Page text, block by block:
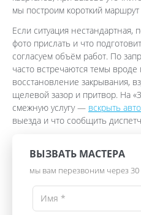
мы построим короткий
Если ситуация нестандартная,
фото прислать и что
согласуем объём работ. По
часто встречаются темы
восстановление закрывания,
щелевой зазор и притвор. На
смежную услугу — вскрыть
выезда и что сообщить
ВЫЗВАТЬ МАСТЕРА
мы вам перезвоним через 30